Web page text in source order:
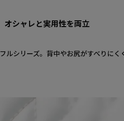
オシャレと実用性を両立
シリーズ。背中やお尻がすべりにく